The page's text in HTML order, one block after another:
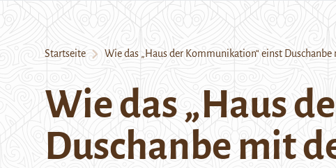
Startseite Wie das „Haus der Kommunikation“ einst
Wie das „Haus
Duschanbe mit